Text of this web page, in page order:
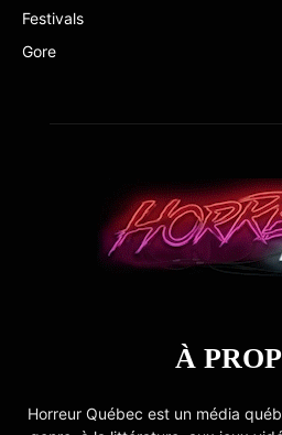
Festivals
Gore
À
Horreur Québec est un média